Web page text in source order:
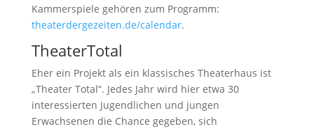
Kammerspiele gehören zum Programm:
theaterdergezeiten.de/calendar.
TheaterTotal
Eher ein Projekt als ein klassisches Theaterhaus ist
„Theater Total“. Jedes Jahr wird hier etwa 30
interessierten Jugendlichen und jungen
Erwachsenen die Chance gegeben, sich